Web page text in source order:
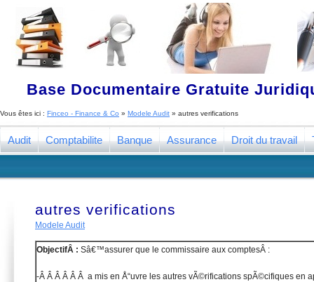
Base Documentaire Gratuite
Vous êtes ici : Finceo - Finance & Co » Modele Audit » autres verifications
Audit Comptabilite Banque Assurance Droit du travail
autres verifications
Modele Audit
ObjectifÂ : Sâ€™assurer que le commissaire aux comptesÂ :
-Â Â Â Â Â Â a mis en Å“uvre les autres vÃ©rifications spÃ©cifiques en